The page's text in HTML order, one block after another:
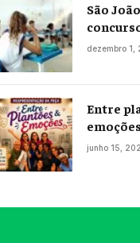
São
dezembro 1,
Entre
da
junho 15,